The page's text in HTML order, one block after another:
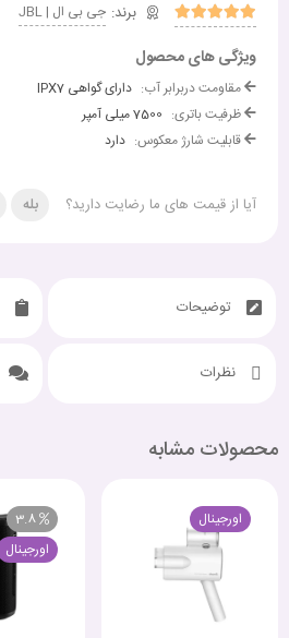
جی بی ال | JBL
ویژگی های محصول
مقاومت دربرابر آب: دارای گواهی IPX7
ظرفیت باتری:
قابلیت شارژ معکوس: دارد
آیا از قیمت های ما رضایت دارید؟ بله
توضیحات
نظرات
محصولات مشابه
اورجینال
3.8
اورجینال